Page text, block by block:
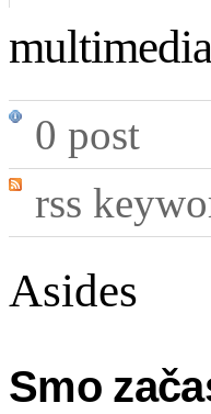
0 post
rss
Asides
Smo